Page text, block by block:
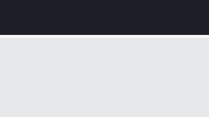
aktuell leer